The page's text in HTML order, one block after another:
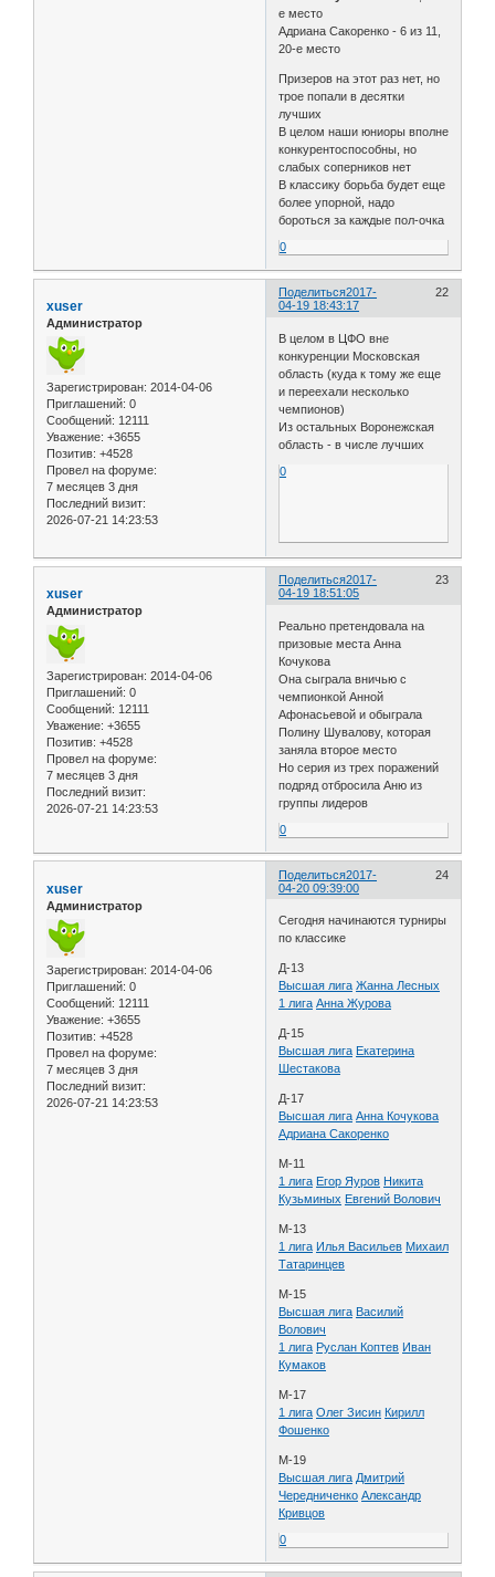
е место
Адриана Сакоренко - 6 из 11,
20-е место
Призеров на этот раз нет, но
трое попали в десятки
лучших
В целом наши юниоры вполне
конкурентоспособны, но
слабых соперников нет
В классику борьба будет еще
более упорной, надо
бороться за каждые пол-очка
0
Поделиться 22
2017-
04-19 18:43:17
xuser
Администратор
Зарегистрирован: 2014-04-06
Приглашений: 0
Сообщений: 12111
Уважение: +3655
Позитив: +4528
Провел на форуме:
7 месяцев 3 дня
Последний визит:
2026-07-21 14:23:53
В целом в ЦФО вне
конкуренции Московская
область (куда к тому же еще
и переехали несколько
чемпионов)
Из остальных Воронежская
область - в числе лучших
0
Поделиться 23
2017-
04-19 18:51:05
xuser
Администратор
Зарегистрирован: 2014-04-06
Приглашений: 0
Сообщений: 12111
Уважение: +3655
Позитив: +4528
Провел на форуме:
7 месяцев 3 дня
Последний визит:
2026-07-21 14:23:53
Реально претендовала на
призовые места Анна
Кочукова
Она сыграла вничью с
чемпионкой Анной
Афонасьевой и обыграла
Полину Шувалову, которая
заняла второе место
Но серия из трех поражений
подряд отбросила Аню из
группы лидеров
0
Поделиться 24
2017-
04-20 09:39:00
xuser
Администратор
Зарегистрирован: 2014-04-06
Приглашений: 0
Сообщений: 12111
Уважение: +3655
Позитив: +4528
Провел на форуме:
7 месяцев 3 дня
Последний визит:
2026-07-21 14:23:53
Сегодня начинаются турниры
по классике
Д-13
Высшая лига Жанна Лесных
1 лига Анна Журова
Д-15
Высшая лига Екатерина
Шестакова
Д-17
Высшая лига Анна Кочукова
Адриана Сакоренко
M-11
1 лига Егор Яуров Никита
Кузьминых Евгений Волович
М-13
1 лига Илья Васильев Михаил
Татаринцев
М-15
Высшая лига Василий
Волович
1 лига Руслан Коптев Иван
Кумаков
М-17
1 лига Олег Зисин Кирилл
Фошенко
М-19
Высшая лига Дмитрий
Чередниченко Александр
Кривцов
0